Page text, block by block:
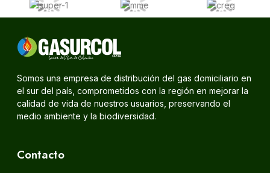
Somos una empresa de distribución del gas domiciliario en
el sur del país, comprometidos con la región en mejorar la
calidad de vida de nuestros usuarios, preservando el
medio ambiente y la biodiversidad.
Contacto